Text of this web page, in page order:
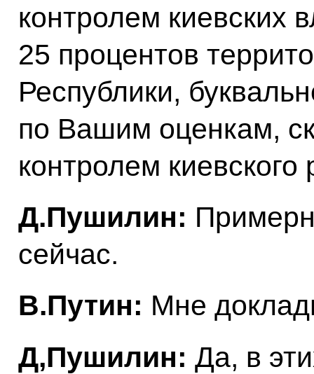
контролем киевских
25 процентов
Республики,
по Вашим оценкам,
контролем
Д.Пушилин:
сейчас.
В.Путин: Мне
Д,Пушилин: Да, в